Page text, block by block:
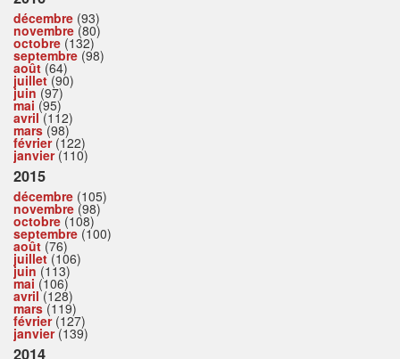
décembre (93)
novembre (80)
octobre (132)
septembre (98)
août (64)
juillet(90)
juin (97)
mai (95)
avril(112)
mars(98)
février(122)
janvier(110)
2015
décembre (105)
novembre (98)
octobre (108)
septembre (100)
août (76)
juillet(106)
juin (113)
mai (106)
avril(128)
mars(119)
février(127)
janvier(139)
2014